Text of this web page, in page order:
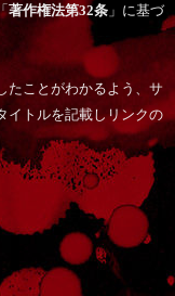
著作権法第32条 」に基づ
たことがわかるよう、サ
イトルを記載しリンクの